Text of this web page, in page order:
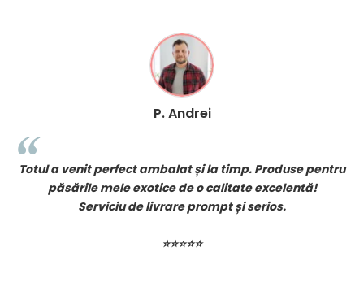
P. Andrei
Totul a venit perfect ambalat și la timp. Produse pentru
păsările mele exotice de o calitate excelentă!
Serviciu de livrare prompt și serios.
⭐⭐⭐⭐⭐